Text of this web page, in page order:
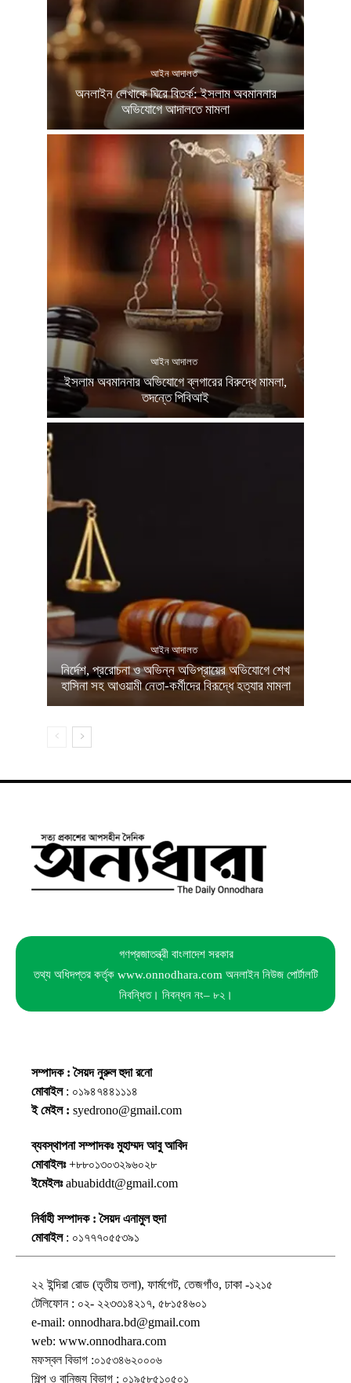
আইন আদালত
অনলাইন লেখাকে ঘিরে বিতর্ক: ইসলাম অবমাননার
অভিযোগে আদালতে মামলা
আইন আদালত
ইসলাম অবমাননার অভিযোগে ব্লগারের বিরুদ্ধে মামলা,
তদন্তে পিবিআই
আইন আদালত
নির্দেশ, প্ররোচনা ও অভিন্ন অভিপ্রায়ের অভিযোগে শেখ
হাসিনা সহ আওয়ামী নেতা-কর্মীদের বিরূদ্ধে হত্যার মামলা
গণপ্রজাতন্ত্রী বাংলাদেশ সরকার
তথ্য অধিদপ্তর কর্তৃক www.onnodhara.com অনলাইন নিউজ পোর্টালটি
নিবন্ধিত। নিবন্ধন নং– ৮২।
সম্পাদক : সৈয়দ নুরুল হুদা রনো
মোবাইল: ০১৯৪৭৪৪১১১৪
ই মেইল : syedrono@gmail.com
ব্যবস্থাপনা সম্পাদকঃ মুহাম্মদ আবু আবিদ
মোবাইলঃ+৮৮০১৩০৩২৯৬০২৮
ইমেইলঃabuabiddt@gmail.com
নির্বাহী সম্পাদক : সৈয়দ এনামুল হুদা
মোবাইল: ০১৭৭৭০৫৫৩৯১
২২ ইন্দিরা রোড (তৃতীয় তলা), ফার্মগেট, তেজগাঁও, ঢাকা -১২১৫
টেলিফোন : ০২- ২২৩৩১৪২১৭, ৫৮১৫৪৬০১
e-mail: onnodhara.bd@gmail.com
web: www.onnodhara.com
মফস্বল বিভাগ :০১৫৩৪৬২০০০৬
শিল্প ও বানিজ্য বিভাগ : ০১৯৫৮৫১০৫০১